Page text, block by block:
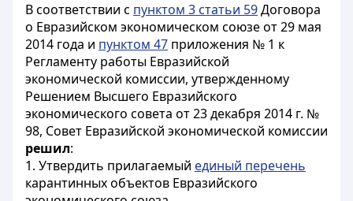
В соответствии с пунктом 3 статьи 59Договора
о Евразийском экономическом союзе от 29 мая
2014 года и пунктом 47 приложения № 1 к
Регламенту работы Евразийской
экономической комиссии, утвержденному
Решением Высшего Евразийского
экономического совета от 23 декабря 2014 г. №
98, Совет Евразийской экономической комиссии
решил:
1. Утвердить прилагаемый единый перечень
карантинных объектов Евразийского